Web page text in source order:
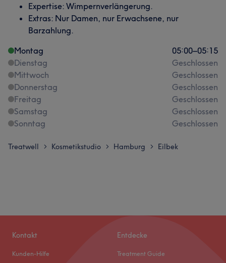
Expertise: Wimpernverlängerung.
Extras: Nur Damen, nur Erwachsene, nur
Barzahlung.
Montag
05:00–05:15
Dienstag
Geschlossen
Mittwoch
Geschlossen
Donnerstag
Geschlossen
Freitag
Geschlossen
Samstag
Geschlossen
Sonntag
Geschlossen
Treatwell > Kosmetikstudio > Hamburg > Eilbek
Kontakt
Kunden-Hilfe
Entdecke
Treatment Guide